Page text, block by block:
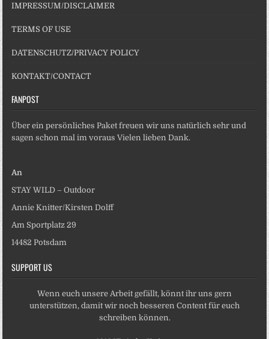
IMPRESSUM/DISCLAIMER
TERMS OF USE
DATENSCHUTZ/PRIVACY POLICY
KONTAKT/CONTACT
FANPOST
Über ein persönliches Paket freuen wir uns natürlich sehr und
sagen schon mal im voraus Vielen lieben Dank.
An
STAY WILD – Outdoor
Annie Knitter/Kirsten Dolff
Am Sportplatz 29
14482 Potsdam
SUPPORT US
Wenn euch unsere Arbeit gefällt, könnt ihr uns gern
unterstützen, damit wir noch besseren Content für euch
schreiben können.